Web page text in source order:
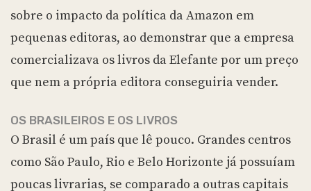
sobre o impacto da política da Amazon em
pequenas editoras, ao demonstrar que a empresa
comercializava os livros da Elefante por um preço
que nem a própria editora conseguiria vender.
OS BRASILEIROS E OS LIVROS
O Brasil é um país que lê pouco. Grandes centros
como São Paulo, Rio e Belo Horizonte já possuíam
poucas livrarias, se comparado a outras capitais